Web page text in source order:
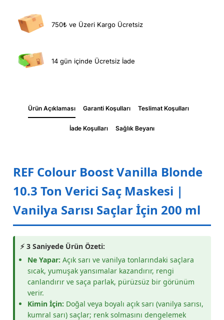
750₺ ve Üzeri Kargo Ücretsiz
14 gün içinde Ücretsiz İade
Ürün Açıklaması Garanti Koşulları Teslimat Koşulları
İade Koşulları Sağlık Beyanı
REF Colour Boost Vanilla Blonde
10.3 Ton Verici Saç Maskesi |
Vanilya Sarısı Saçlar İçin 200 ml
⚡ 3 Saniyede Ürün Özeti:
Ne Yapar: Açık sarı ve vanilya tonlarındaki saçlara
sıcak, yumuşak yansımalar kazandırır, rengi
canlandırır ve saça parlak, pürüzsüz bir görünüm
verir.
Kimin İçin: Doğal veya boyalı açık sarı (vanilya sarısı,
kumral sarı) saçlar; renk solmasını dengelemek